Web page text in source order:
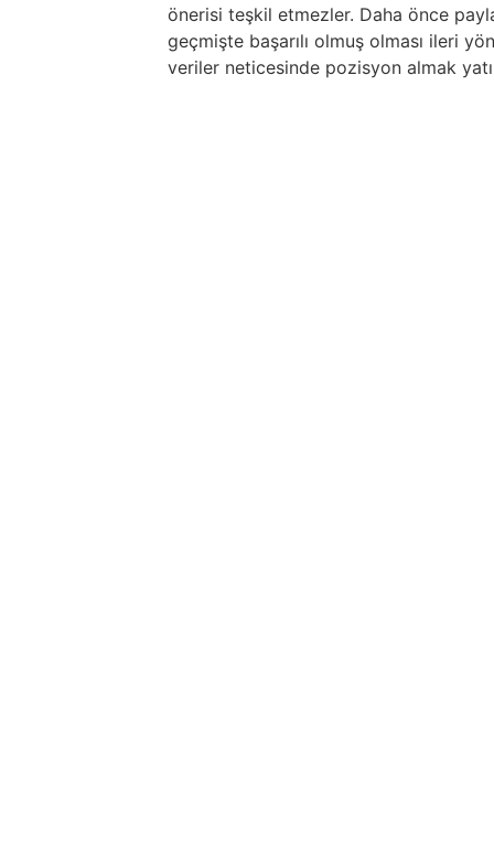
önerisi teşkil etmezler. Daha önce
geçmişte başarılı olmuş olması ileri
veriler neticesinde pozisyon almak